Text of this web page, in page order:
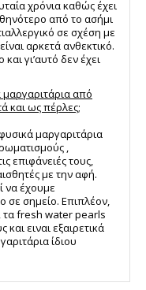
χρόνια καθώς έχει
από το ασήμι
σε σχέση με
αρκετά ανθεκτικό.
γι’αυτό δεν έχει
από
και ως πέρλες;
μαργαριτάρια
,
επιφάνειές τους,
με την αφή.
να έχουμε
σε σημείο. Επιπλέον,
τα fresh water pearls
ειναι εξαιρετικά
ίδιου